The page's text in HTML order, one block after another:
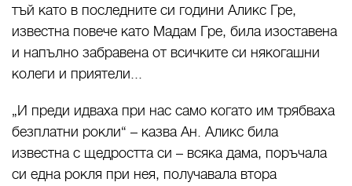
тъй като в последните си години Аликс Гре,
известна повече като Мадам Гре, била изоставена
и напълно забравена от всичките си някогашни
колеги и приятели...
„И преди идваха при нас само когато им трябваха
безплатни рокли“ – казва Ан. Аликс била
известна с щедростта си – всяка дама, поръчала
си една рокля при нея, получавала втора